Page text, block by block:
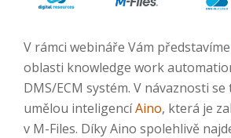
V rámci webináře Vám představíme
oblasti knowledge work
DMS/ECM systém. V návaznosti
umělou inteligencíAino, která je
v M-Files. Díky Aino spolehlivě